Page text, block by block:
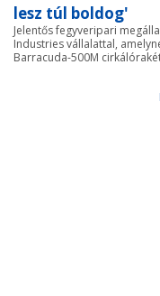
lesz túl boldog'
Jelentős fegyveripari
Industries vállalattal,
Barracuda-500M